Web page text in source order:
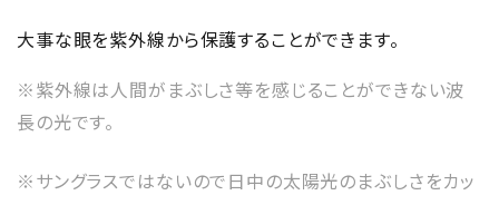
大事な眼を紫外線から保護することができます。
※紫外線は人間がまぶしさ等を感じることができない波
長の光です。
※サングラスではないので日中の太陽光のまぶしさをカッ